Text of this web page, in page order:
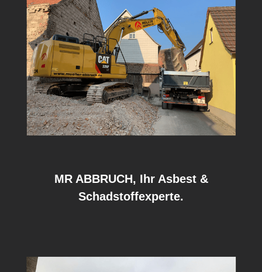
MR ABBRUCH, Ihr Asbest &
Schadstoffexperte.